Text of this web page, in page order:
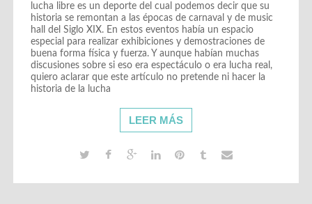
lucha libre es un deporte del cual podemos decir que su
historia se remontan a las épocas de carnaval y de music
hall del Siglo XIX. En estos eventos había un espacio
especial para realizar exhibiciones y demostraciones de
buena forma física y fuerza. Y aunque habían muchas
discusiones sobre si eso era espectáculo o era lucha real,
quiero aclarar que este artículo no pretende ni hacer la
historia de la lucha
LEER MÁS